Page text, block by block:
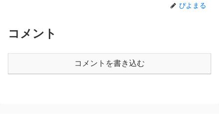
ぴよまる
コメント
コメントを書き込む